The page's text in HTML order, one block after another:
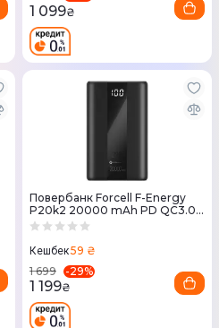
1 099₴
Повербанк Forcell F-Energy
P20k2 20000 mAh PD QC3.0
PD 3A 22.5W
Кешбек59 ₴
1 699
-29%
1 199₴